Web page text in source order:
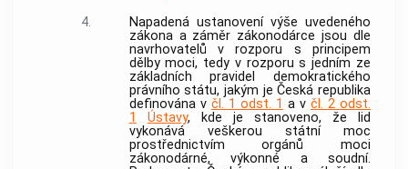
4.
Napadená ustanovení výše uvedeného
zákona a záměr zákonodárce jsou dle
navrhovatelů v rozporu s principem
dělby moci, tedy v rozporu s jedním ze
základních pravidel demokratického
právního státu, jakým je Česká republika
definována v čl. 1 odst. 1 a v čl. 2 odst.
1
Ústavy, kde je stanoveno, že lid
vykonává veškerou státní moc
prostřednictvím orgánů moci
zákonodárné, výkonné a soudní.